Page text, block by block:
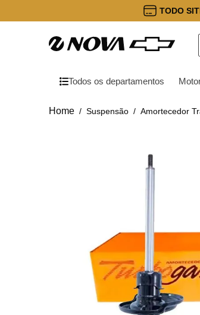
TODO
Todos os departamentos
Suspensão Amortecedor